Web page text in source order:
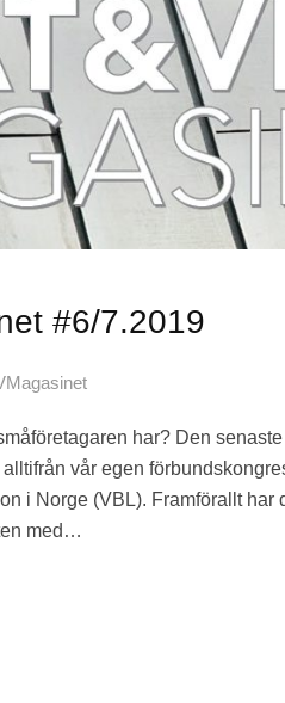
#6/7.2019
har? Den
vår egen
i Norge (VBL). Framförallt har
med…